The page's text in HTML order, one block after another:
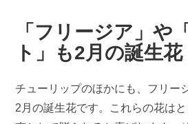
「フリージア」や
ト」も2月の誕生花
チューリップのほかにも、フリー
2月の誕生花です。これらの花は